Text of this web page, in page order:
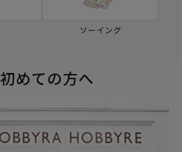
ソーイング
初めての方へ